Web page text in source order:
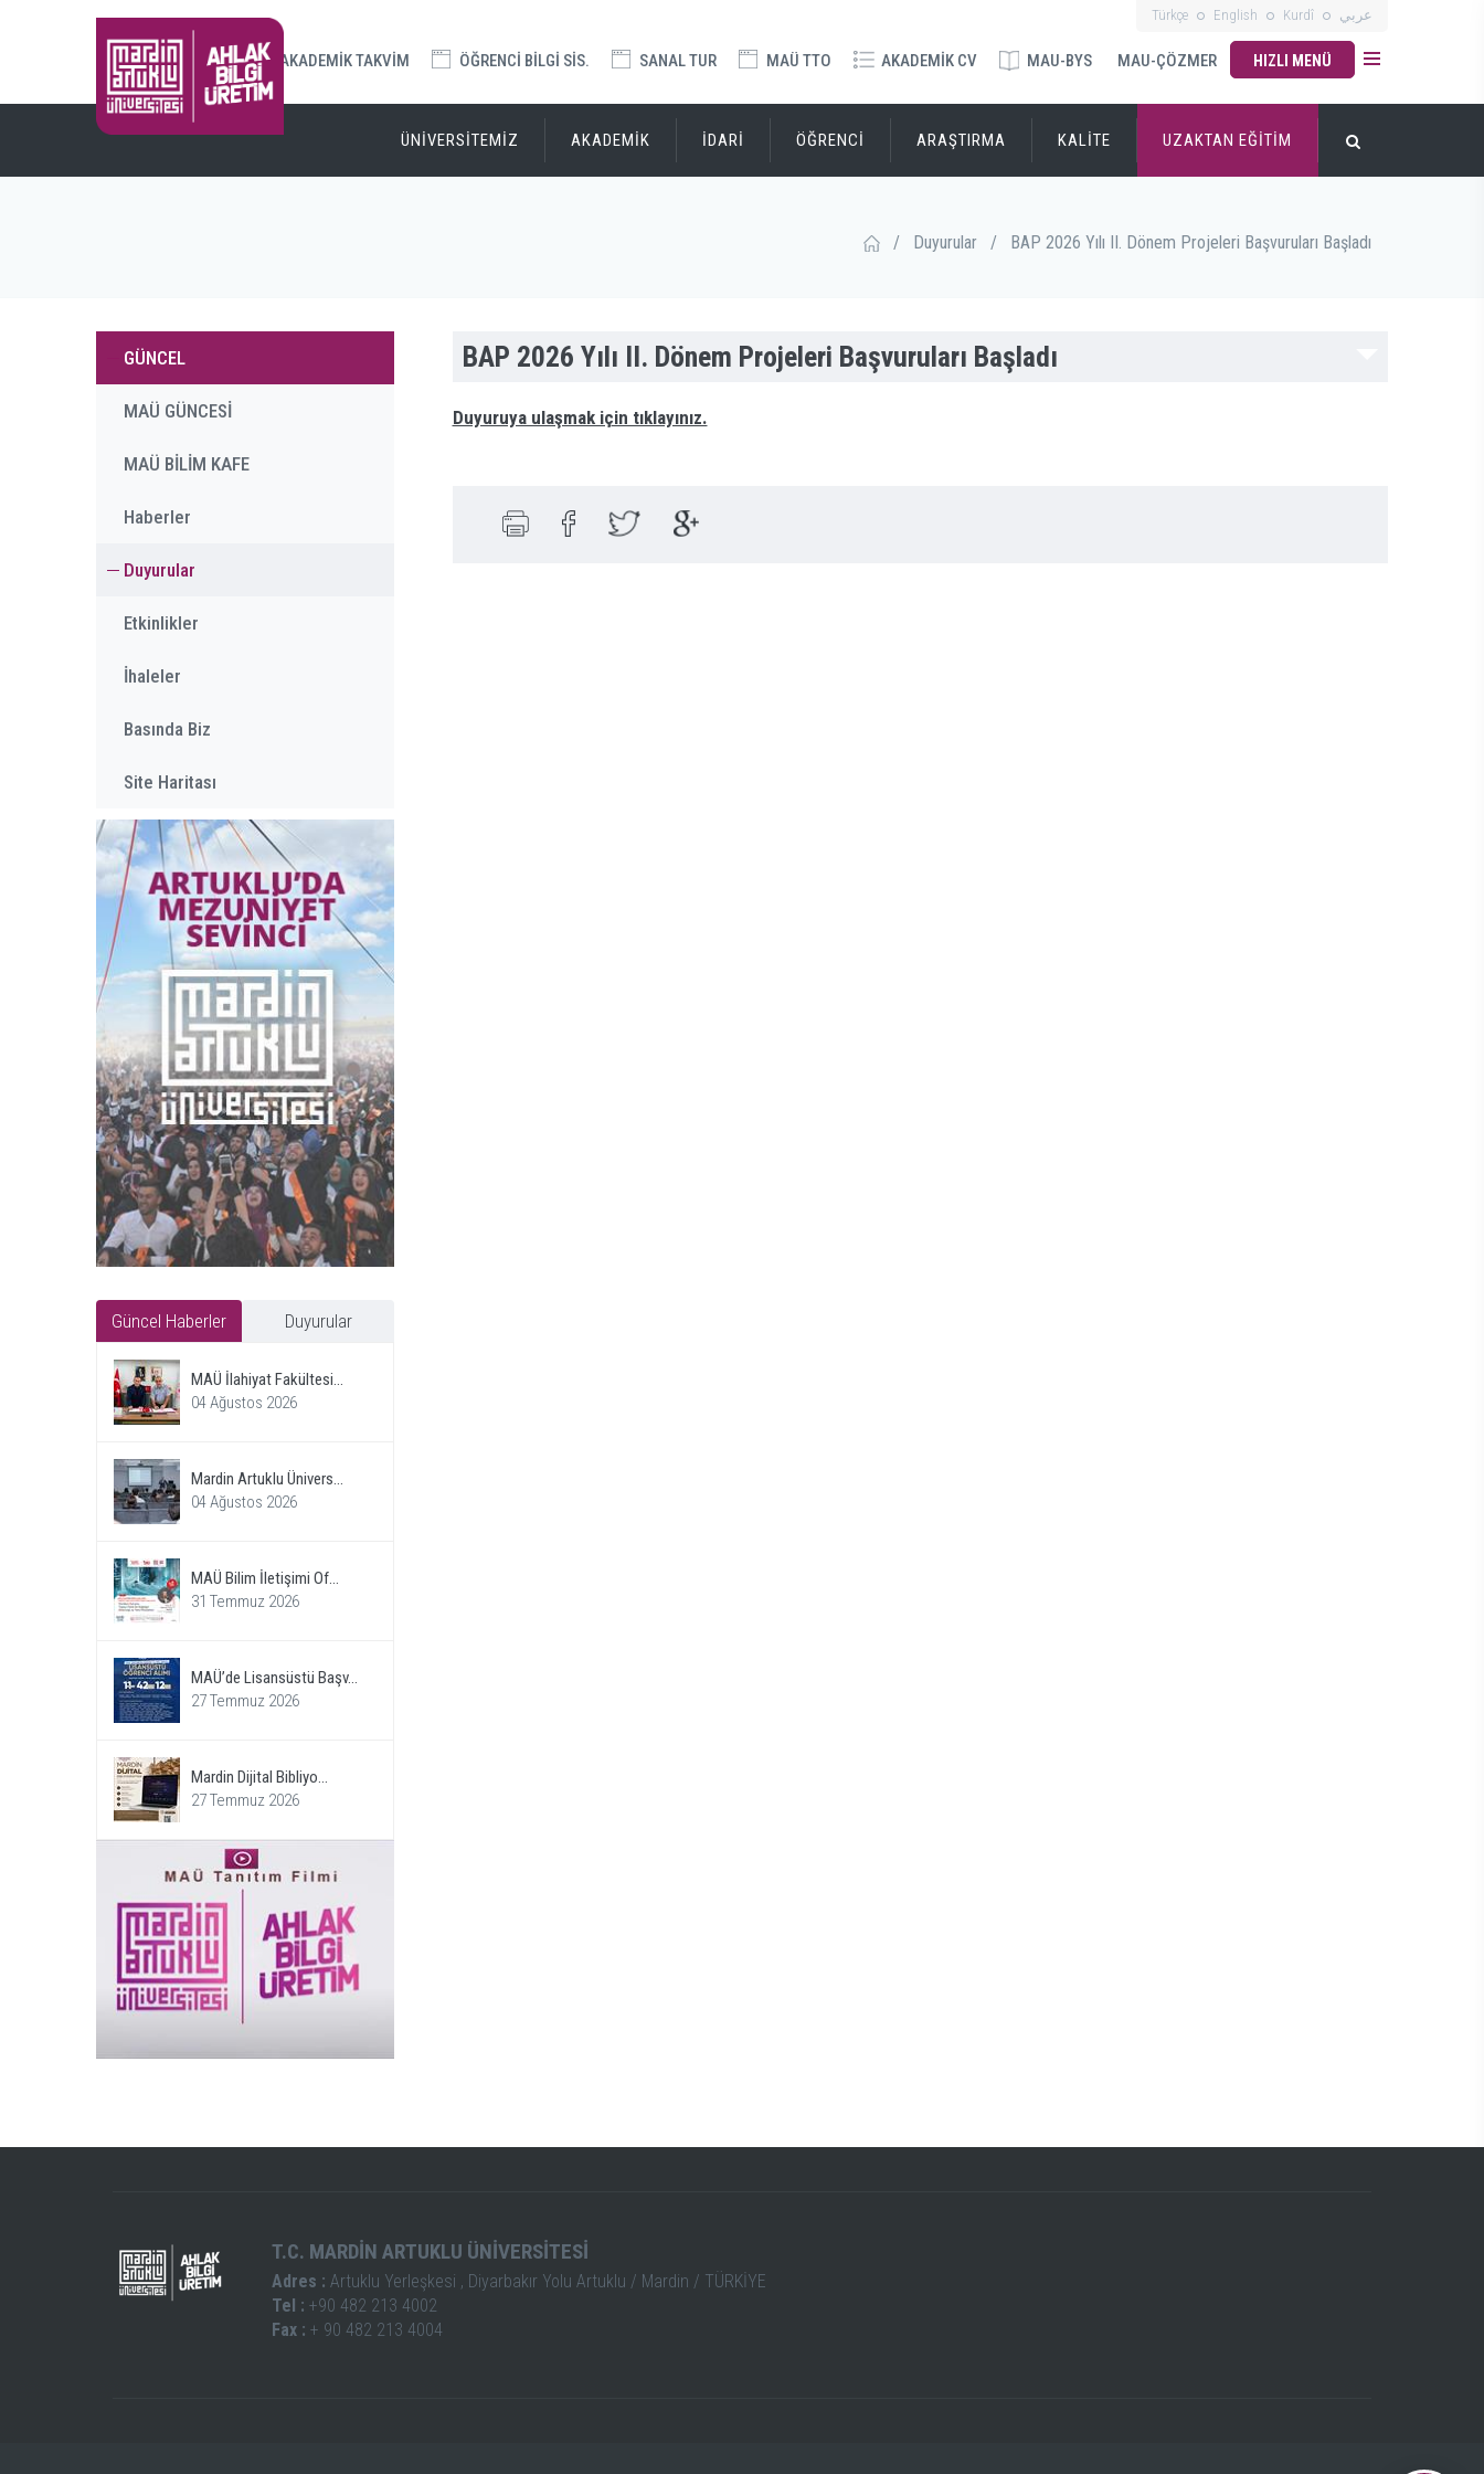
Türkçe English Kurdî عربي
AKADEMİK TAKVİM ÖĞRENCİ BİLGİ SİS. SANAL TUR MAÜ TTO AKADEMİK CV MAU-BYS MAU-ÇÖZMER HIZLI MENÜ
ÜNİVERSİTEMİZ AKADEMİK İDARİ ÖĞRENCİ ARAŞTIRMA KALİTE UZAKTAN EĞİTİM
/ Duyurular / BAP 2026 Yılı II. Dönem Projeleri Başvuruları Başladı
BAP 2026 Yılı II. Dönem Projeleri Başvuruları Başladı
Duyuruya ulaşmak için tıklayınız.
GÜNCEL
MAÜ GÜNCESİ
MAÜ BİLİM KAFE
Haberler
Duyurular
Etkinlikler
İhaleler
Basında Biz
Site Haritası
Güncel Haberler Duyurular
MAÜ İlahiyat Fakültesi...
04 Ağustos 2026
Mardin Artuklu Ünivers...
04 Ağustos 2026
MAÜ Bilim İletişimi Of...
31 Temmuz 2026
MAÜ’de Lisansüstü Başv...
27 Temmuz 2026
Mardin Dijital Bibliyo...
27 Temmuz 2026
T.C. MARDİN ARTUKLU ÜNİVERSİTESİ
Adres : Artuklu Yerleşkesi , Diyarbakır Yolu Artuklu / Mardin / TÜRKİYE
Tel : +90 482 213 4002
Fax : + 90 482 213 4004